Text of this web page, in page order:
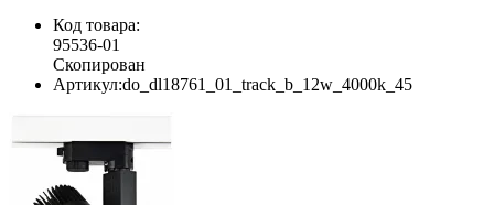
Код товара:
95536-01
Скопирован
Артикул:do_dl18761_01_track_b_12w_4000k_45